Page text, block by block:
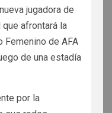
jugadora de
que afrontará la
Femenino de AFA
de una estadía
por la